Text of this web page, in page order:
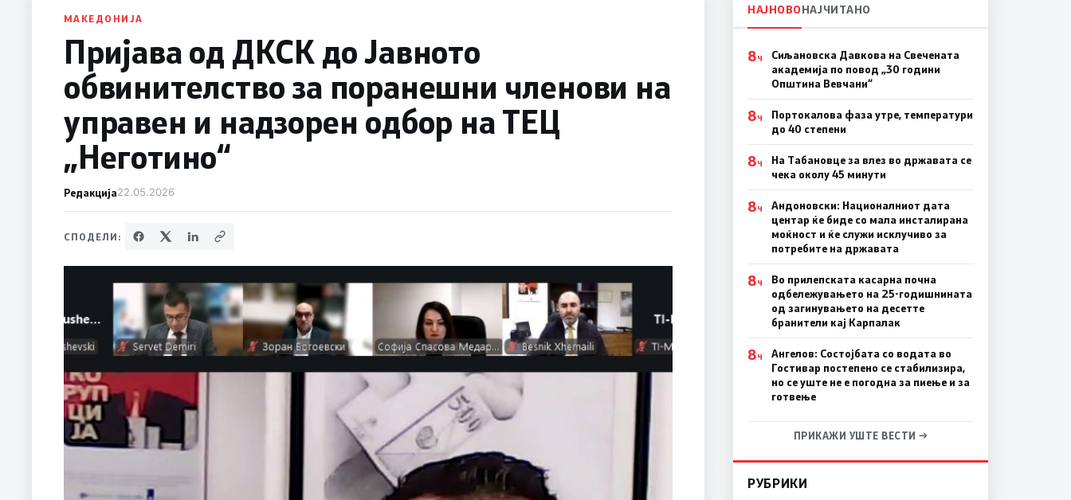
МАКЕДОНИЈА
Пријава од ДКСК до Јавното
обвинителство за поранешни членови на
управен и надзорен одбор на ТЕЦ
„Неготино“
Редакција22.05.2026
СПОДЕЛИ:
НАЈНОВОНАЈЧИТАНО
8Ч
Сиљановска Давкова на Свечената
академија по повод „30 години
Општина Вевчани“
8Ч
Портокалова фаза утре, температури
до 40 степени
8Ч
На Табановце за влез во државата се
чека околу 45 минути
8Ч
Андоновски: Националниот дата
центар ќе биде со мала инсталирана
моќност и ќе служи исклучиво за
потребите на државата
8Ч
Во прилепската касарна почна
одбележувањето на 25-годишнината
од загинувањето на десетте
бранители кај Карпалак
8Ч
Ангелов: Состојбата со водата во
Гостивар постепено се стабилизира,
но се уште не е погодна за пиење и за
готвење
ПРИКАЖИ УШТЕ ВЕСТИ →
РУБРИКИ